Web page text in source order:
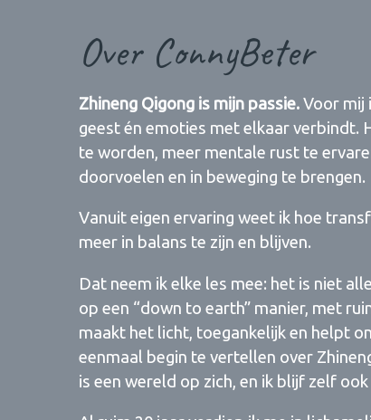
Over ConnyBeter
Zhineng Qigong is mijn passie.Voor mij
geest én emoties met elkaar verbindt.
te worden, meer mentale rust te
doorvoelen en in beweging te brengen.
Vanuit eigen ervaring weet ik hoe
meer in balans te zijn en blijven.
Dat neem ik elke les mee: het is niet
op een “down to earth” manier, met
maakt het licht, toegankelijk en helpt
eenmaal begin te vertellen over
is een wereld op zich, en ik blijf zelf